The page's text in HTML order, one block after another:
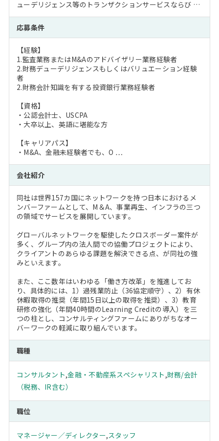
ューデリジェンス等のトランザクションサービスならび …
応募条件
【経験】
1.監査業務またはM&Aのアドバイザリー業務経験者
2.財務デューデリジェンスもしくはバリュエーション経験
者
2.財務会計知識を有する投資銀行業務経験者
【資格】
・公認会計士、USCPA
・大卒以上、英語に堪能な方
【キャリアパス】
・M&A、金融未経験者でも、O …
会社紹介
同社は世界157カ国にネットワークを持つ日本におけるメ
ンバーファームとして、M＆A、事業再生、インフラの三つ
の領域でサービスを展開しています。
グローバルネットワークを駆使したクロスボーダー案件が
多く、グループ内の法人間での協働プロジェクトにより、
クライアントのあらゆる課題を解決できる点、が同社の強
みといえます。
また、ここ数年はいわゆる「働き方改革」を推進してお
り、具体的には、1）過残業防止（36協定順守）、2）有休
休暇取得の推奨（年間15日以上の取得を推奨）、3）教育
研修の強化（年間40時間のLearning Creditの導入）を三
つの柱とし、コンサルティングファームにありがちなオー
バーワークの軽減に取り組んでいます。
職種
コンサルタント,金融・不動産系スペシャリスト ,財務/会計
（税務、IR含む）
職位
マネージャー／ディレクター,スタッフ